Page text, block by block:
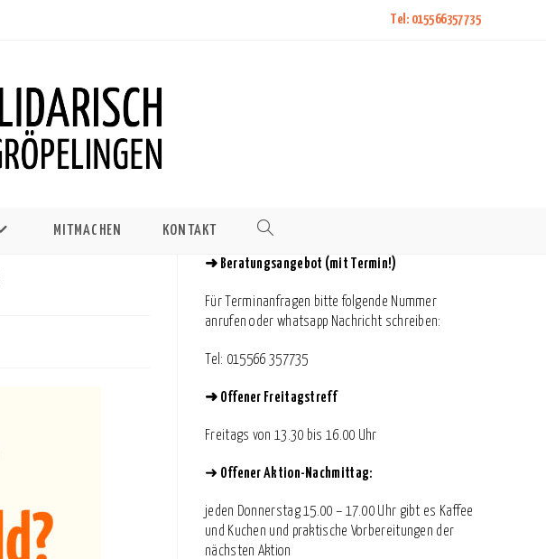
Tel: 015566357735
MITMACHEN KONTAKT WEBSITE-
UMSCHALTEN
➜ Beratungsangebot (mit Termin!)
Für Terminanfragen bitte folgende Nummer
anrufen oder whatsapp Nachricht schreiben:
⁨Tel: 015566 357735
➜ Offener Freitagstreff
Freitags von 13.30 bis 16.00 Uhr
➜ Offener Aktion-Nachmittag:
jeden Donnerstag 15.00 – 17.00 Uhr gibt es Kaffee
und Kuchen und praktische Vorbereitungen der
nächsten Aktion